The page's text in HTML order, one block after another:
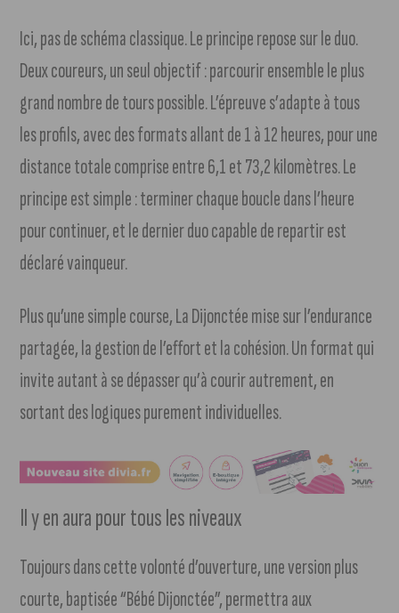
Ici, pas de schéma classique. Le principe repose sur le duo.
Deux coureurs, un seul objectif : parcourir ensemble le plus
grand nombre de tours possible. L’épreuve s’adapte à tous
les profils, avec des formats allant de 1 à 12 heures, pour une
distance totale comprise entre 6,1 et 73,2 kilomètres. Le
principe est simple : terminer chaque boucle dans l’heure
pour continuer, et le dernier duo capable de repartir est
déclaré vainqueur.
Plus qu’une simple course, La Dijonctée mise sur l’endurance
partagée, la gestion de l’effort et la cohésion. Un format qui
invite autant à se dépasser qu’à courir autrement, en
sortant des logiques purement individuelles.
Il y en aura pour tous les niveaux
Toujours dans cette volonté d’ouverture, une version plus
courte, baptisée “Bébé Dijonctée”, permettra aux